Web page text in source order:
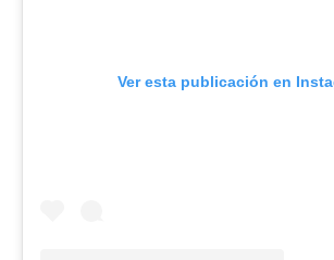
Ver esta publicación en